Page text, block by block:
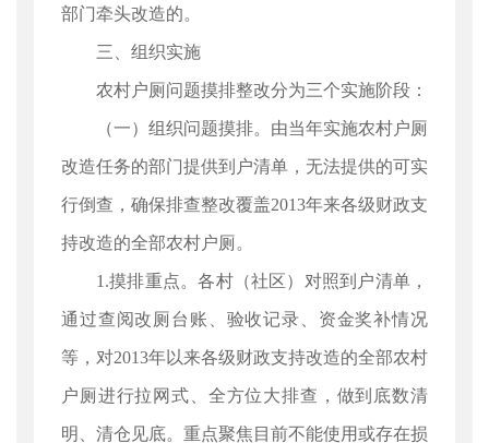
部门牵头改造的。
三、组织实施
农村户厕问题摸排整改分为三个实施阶段：
（一）组织问题摸排。由当年实施农村户厕
改造任务的部门提供到户清单，无法提供的可实
行倒查，确保排查整改覆盖2013年来各级财政支
持改造的全部农村户厕。
1.摸排重点。各村（社区）对照到户清单，
通过查阅改厕台账、验收记录、资金奖补情况
等，对2013年以来各级财政支持改造的全部农村
户厕进行拉网式、全方位大排查，做到底数清
明、清仓见底。重点聚焦目前不能使用或存在损